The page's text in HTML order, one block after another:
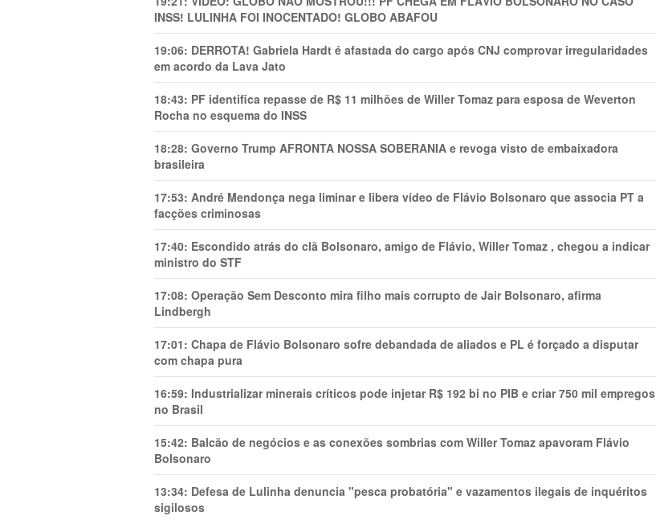
INSS! LULINHA FOI INOCENTADO! GLOBO ABAFOU
19:06: DERROTA! Gabriela Hardt é afastada do cargo após CNJ comprovar irregularidades
em acordo da Lava Jato
18:43: PF identifica repasse de R$ 11 milhões de Willer Tomaz para esposa de Weverton
Rocha no esquema do INSS
18:28: Governo Trump AFRONTA NOSSA SOBERANIA e revoga visto de embaixadora
brasileira
17:53: André Mendonça nega liminar e libera vídeo de Flávio Bolsonaro que associa PT a
facções criminosas
17:40: Escondido atrás do clã Bolsonaro, amigo de Flávio, Willer Tomaz , chegou a indicar
ministro do STF
17:08: Operação Sem Desconto mira filho mais corrupto de Jair Bolsonaro, afirma
Lindbergh
17:01: Chapa de Flávio Bolsonaro sofre debandada de aliados e PL é forçado a disputar
com chapa pura
16:59: Industrializar minerais críticos pode injetar R$ 192 bi no PIB e criar 750 mil empregos
no Brasil
15:42: Balcão de negócios e as conexões sombrias com Willer Tomaz apavoram Flávio
Bolsonaro
13:34: Defesa de Lulinha denuncia "pesca probatória" e vazamentos ilegais de inquéritos
sigilosos